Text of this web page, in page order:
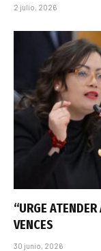
2 julio, 2026
“URGE
VENCES
30 junio, 2026